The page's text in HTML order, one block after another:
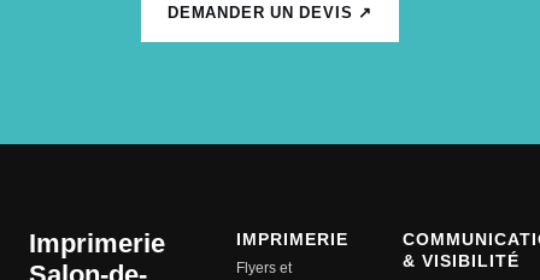
DEMANDER UN DEVIS ↗
Imprimerie
IMPRIMERIE
Flyers et
& VISIBILITÉ